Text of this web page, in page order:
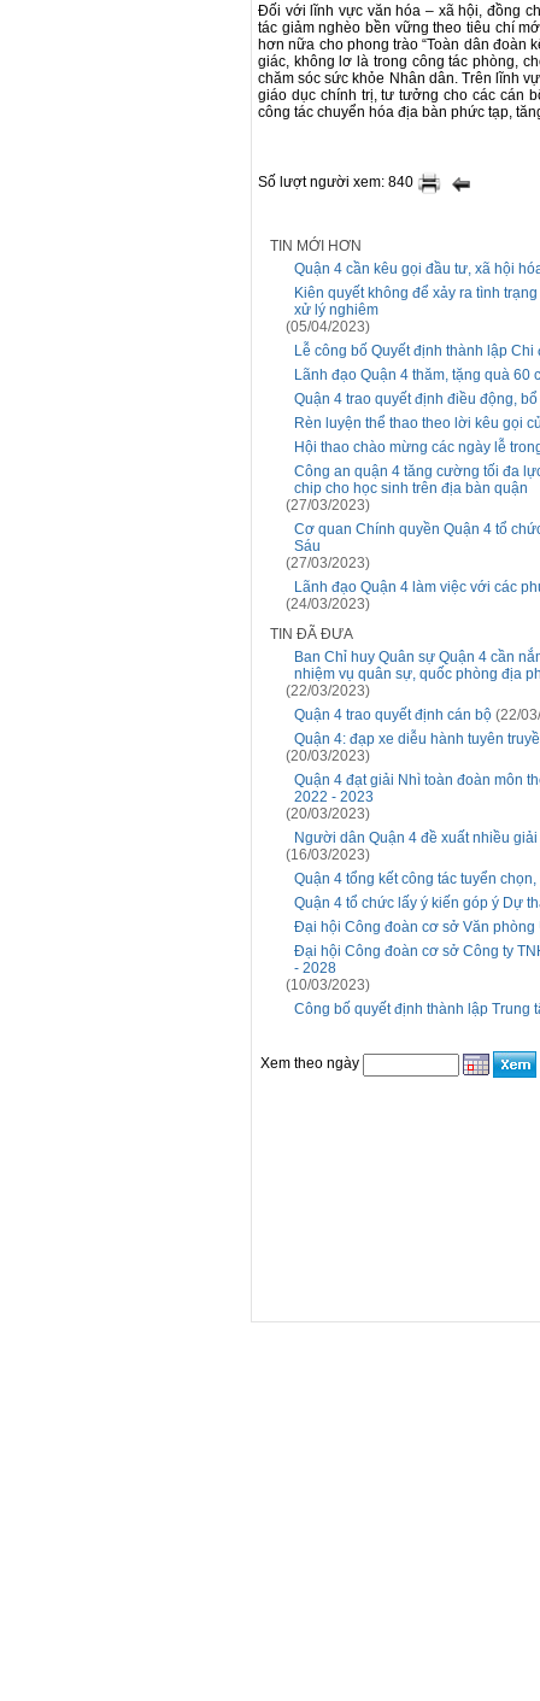
Đối với lĩnh vực văn hóa – xã hội, đồng
tác giảm nghèo bền vững theo tiêu chí
hơn nữa cho phong trào “Toàn dân đoàn
giác, không lơ là trong công tác phòng,
chăm sóc sức khỏe Nhân dân. Trên lĩnh
giáo dục chính trị, tư tưởng cho các cán
công tác chuyển hóa địa bàn phức tạp,
Số lượt người xem: 840
TIN MỚI HƠN
Quận 4 cần kêu gọi đầu tư, xã hội
Kiên quyết không để xảy ra tình
xử lý nghiêm
(05/04/2023)
Lễ công bố Quyết định thành lập
Lãnh đạo Quận 4 thăm, tặng quà
Quận 4 trao quyết định điều động,
Rèn luyện thể thao theo lời kêu gọi
Hội thao chào mừng các ngày lễ
Công an quận 4 tăng cường tối đa
chip cho học sinh trên địa bàn quận
(27/03/2023)
Cơ quan Chính quyền Quận 4 tổ
Sáu
(27/03/2023)
Lãnh đạo Quận 4 làm việc với các
(24/03/2023)
TIN ĐÃ ĐƯA
Ban Chỉ huy Quân sự Quận 4 cần
nhiệm vụ quân sự, quốc phòng địa
(22/03/2023)
Quận 4 trao quyết định cán bộ (22/
Quận 4: đạp xe diễu hành tuyên
(20/03/2023)
Quận 4 đạt giải Nhì toàn đoàn môn
2022 - 2023
(20/03/2023)
Người dân Quận 4 đề xuất nhiều
(16/03/2023)
Quận 4 tổng kết công tác tuyển
Quận 4 tổ chức lấy ý kiến góp ý Dự
Đại hội Công đoàn cơ sở Văn phòng
Đại hội Công đoàn cơ sở Công ty
- 2028
(10/03/2023)
Công bố quyết định thành lập Trung
Xem theo ngày